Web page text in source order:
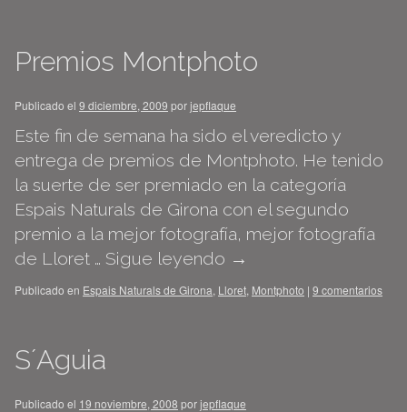
Premios Montphoto
Publicado el 9 diciembre, 2009 porjepflaque
Este fin de semana ha sido el veredicto y
entrega de premios de Montphoto. He tenido
la suerte de ser premiado en la categoría
Espais Naturals de Girona con el segundo
premio a la mejor fotografía, mejor fotografía
de Lloret … Sigue leyendo →
Publicado en Espais Naturals de Girona, Lloret, Montphoto | 9 comentarios
S´Aguia
Publicado el 19 noviembre, 2008 porjepflaque